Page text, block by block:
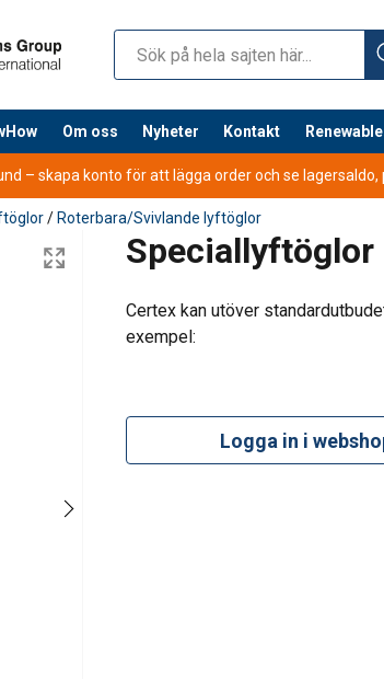
Om oss Nyheter Kontakt
– skapa konto för att lägga order och se lagersaldo,
/ Roterbara/Svivlande lyftöglor
Speciallyftöglor
Certex kan utöver
exempel:
Logga in i